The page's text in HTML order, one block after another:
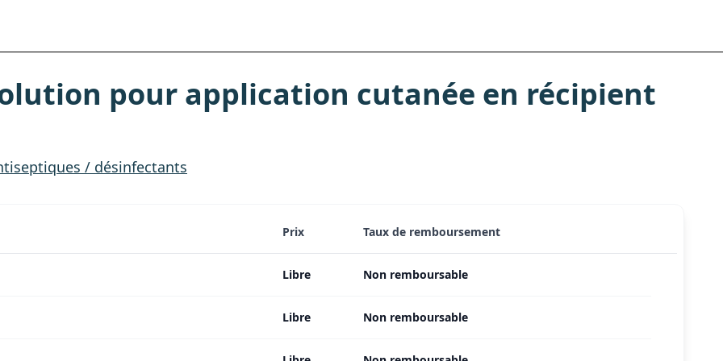
solution pour application cutanée en récipient
/ désinfectants
Prix Taux de remboursement
Libre Non remboursable
Libre Non remboursable